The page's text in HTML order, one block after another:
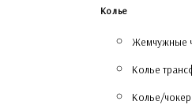
Колье
Жемчужные
Колье
Колье/